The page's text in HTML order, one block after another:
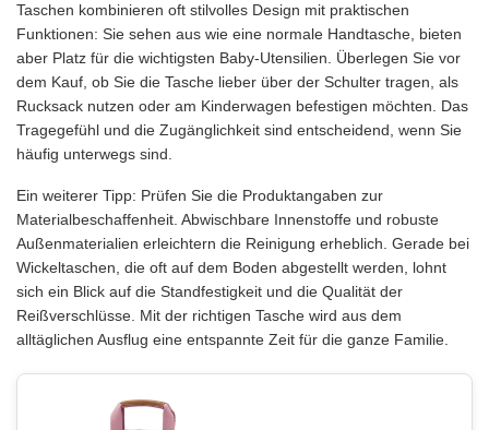
Taschen kombinieren oft stilvolles Design mit praktischen
Funktionen: Sie sehen aus wie eine normale Handtasche, bieten
aber Platz für die wichtigsten Baby-Utensilien. Überlegen Sie vor
dem Kauf, ob Sie die Tasche lieber über der Schulter tragen, als
Rucksack nutzen oder am Kinderwagen befestigen möchten. Das
Tragegefühl und die Zugänglichkeit sind entscheidend, wenn Sie
häufig unterwegs sind.
Ein weiterer Tipp: Prüfen Sie die Produktangaben zur
Materialbeschaffenheit. Abwischbare Innenstoffe und robuste
Außenmaterialien erleichtern die Reinigung erheblich. Gerade bei
Wickeltaschen, die oft auf dem Boden abgestellt werden, lohnt
sich ein Blick auf die Standfestigkeit und die Qualität der
Reißverschlüsse. Mit der richtigen Tasche wird aus dem
alltäglichen Ausflug eine entspannte Zeit für die ganze Familie.